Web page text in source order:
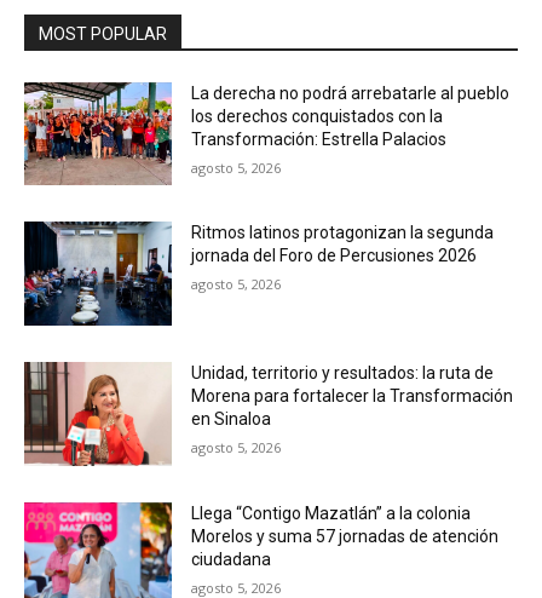
MOST POPULAR
La derecha no podrá arrebatarle al pueblo
los derechos conquistados con la
Transformación: Estrella Palacios
agosto 5, 2026
Ritmos latinos protagonizan la segunda
jornada del Foro de Percusiones 2026
agosto 5, 2026
Unidad, territorio y resultados: la ruta de
Morena para fortalecer la Transformación
en Sinaloa
agosto 5, 2026
Llega “Contigo Mazatlán” a la colonia
Morelos y suma 57 jornadas de atención
ciudadana
agosto 5, 2026